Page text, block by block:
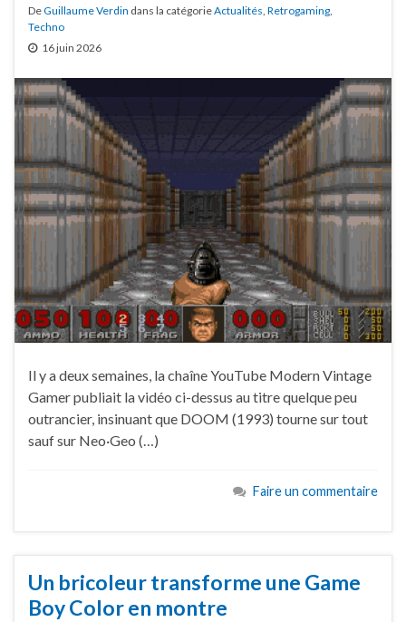
DeGuillaume Verdin dans la catégorieActualités, Retrogaming,
Techno
16 juin 2026
Il y a deux semaines, la chaîne YouTube Modern Vintage
Gamer publiait la vidéo ci-dessus au titre quelque peu
outrancier, insinuant que DOOM (1993) tourne sur tout
sauf sur Neo·Geo (…)
Faire un commentaire
Un bricoleur transforme une Game
Boy Color en montre